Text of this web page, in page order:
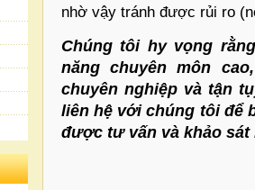
nhờ vậy tránh được rủi ro
Chúng tôi hy vọng
năng chuyên môn
chuyên nghiệp và tận
liên hệ với chúng tôi để
được tư vấn và khảo sát